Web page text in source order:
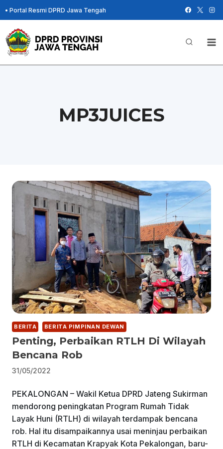
Skip
to
content
• Portal Resmi DPRD Jawa Tengah
MP3JUICES
BERITA BERITA PIMPINAN DEWAN
Penting, Perbaikan RTLH Di Wilayah
Bencana Rob
31/05/2022
PEKALONGAN – Wakil Ketua DPRD Jateng Sukirman
mendorong peningkatan Program Rumah Tidak
Layak Huni (RTLH) di wilayah terdampak bencana
rob. Hal itu disampaikannya usai meninjau perbaikan
RTLH di Kecamatan Krapyak Kota Pekalongan, baru-